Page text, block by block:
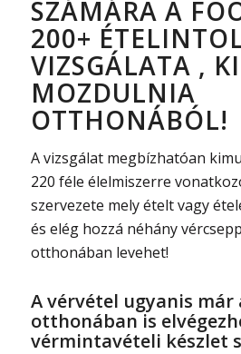
SZÁMÁRA A
200+
VIZSGÁLATA ,
MOZDULNIA
OTTHONÁBÓL!
A vizsgálat megbízhatóan
220 féle élelmiszerre
szervezete mely ételt vagy
és elég hozzá néhány
otthonában levehet!
A vérvétel ugyanis már
otthonában is
vérmintavételi készlet